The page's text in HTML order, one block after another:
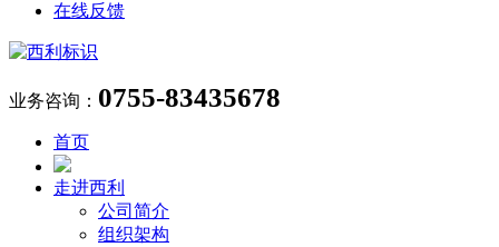
在线反馈
业务咨询： 0755-83435678
首页
走进西利
公司简介
组织架构